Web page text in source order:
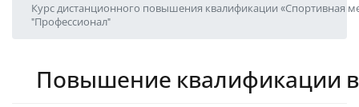
Курс дистанционного повышения квалификации «Спортивная
"Профессионал"
Повышение квалификации